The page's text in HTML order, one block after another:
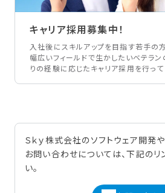
キャリア採用募集中！
入社後にスキルアップを目指す若手の
幅広いフィールドで生かしたいベテラ
りの経験に応じたキャリア採用を行って
Ｓｋｙ株式会社のソフトウェア開発
お問い合わせについては、下記のリ
い。